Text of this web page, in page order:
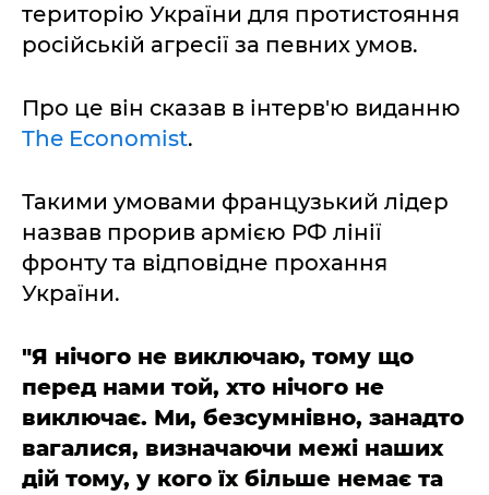
територію України для протистояння
російській агресії за певних умов.
Про це він сказав в інтерв'ю виданню
The Economist.
Такими умовами французький лідер
назвав прорив армією РФ лінії
фронту та відповідне прохання
України.
"Я нічого не виключаю, тому що
перед нами той, хто нічого не
виключає. Ми, безсумнівно, занадто
вагалися, визначаючи межі наших
дій тому, у кого їх більше немає та